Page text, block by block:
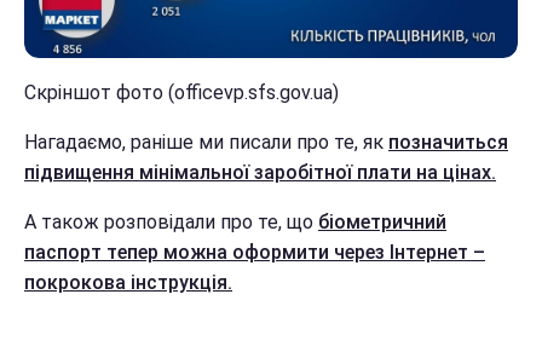
Скріншот фото (officevp.sfs.gov.ua)
Нагадаємо, раніше ми писали про те, як позначиться
підвищення мінімальної заробітної плати на цінах.
А також розповідали про те, що біометричний
паспорт тепер можна оформити через Інтернет –
покрокова інструкція.